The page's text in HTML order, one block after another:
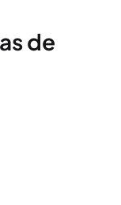
de